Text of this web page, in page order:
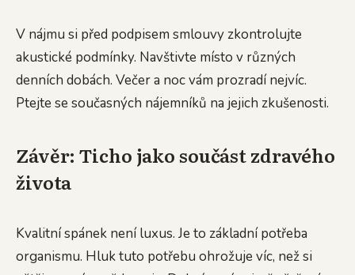
V nájmu si před podpisem smlouvy zkontrolujte
akustické podmínky. Navštivte místo v různých
denních dobách. Večer a noc vám prozradí nejvíc.
Ptejte se současných nájemníků na jejich zkušenosti.
Závěr: Ticho jako součást zdravého
života
Kvalitní spánek není luxus. Je to základní potřeba
organismu. Hluk tuto potřebu ohrožuje víc, než si